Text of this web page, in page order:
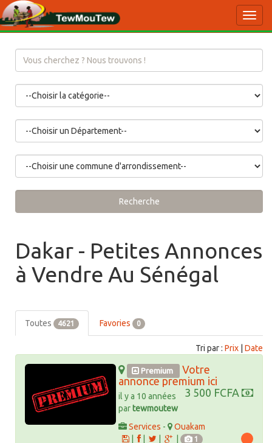
Recherche
Dakar - Petites Annonces
à Vendre Au Sénégal
Toutes 4621 Favories 0
Tri par : Prix Date
Premium
Votre
annonce premium ici
3 500 FCFA
il y a 10 années
partewmoutew
Services -
Ouakam
|
1